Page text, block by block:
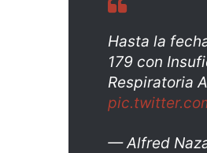
Hasta la
179 con
Respiratoria
— Alfred